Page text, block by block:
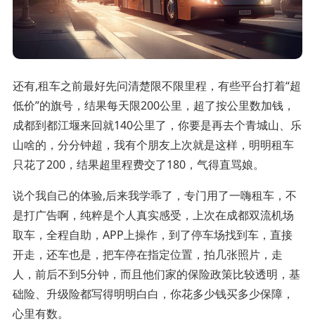
还有,租车之前最好先问清楚限不限里程，有些平台打着“超
低价”的旗号，结果每天限200公里，超了按公里数加钱，
成都到都江堰来回就140公里了，你要是再去个青城山、乐
山啥的，分分钟超，我有个朋友上次就是这样，明明租车
只花了200，结果超里程费交了180，气得直骂娘。
说个我自己的体验,后来我学乖了，专门用了一嗨租车，不
是打广告啊，纯粹是个人真实感受，上次在成都双流机场
取车，全程自助，APP上操作，到了停车场找到车，直接
开走，还车也是，把车停在指定位置，拍几张照片，走
人，前后不到5分钟，而且他们家的保险政策比较透明，基
础险、升级险都写得明明白白，你花多少钱买多少保障，
心里有数。